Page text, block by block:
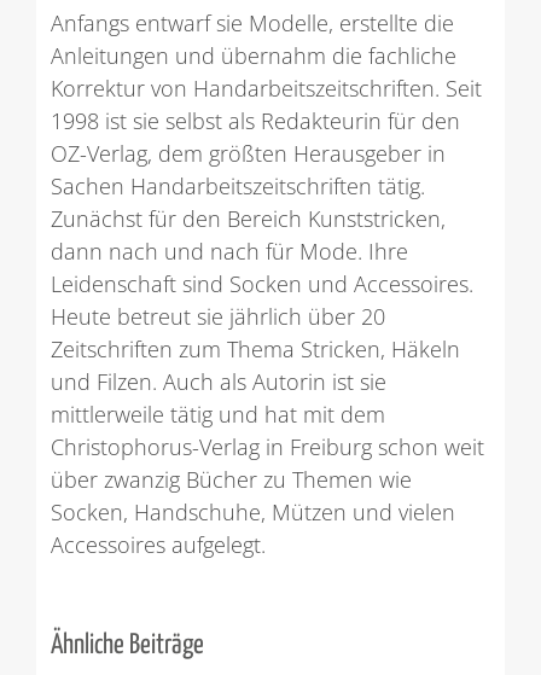
Anfangs entwarf sie Modelle, erstellte die
Anleitungen und übernahm die fachliche
Korrektur von Handarbeitszeitschriften. Seit
1998 ist sie selbst als Redakteurin für den
OZ-Verlag, dem größten Herausgeber in
Sachen Handarbeitszeitschriften tätig.
Zunächst für den Bereich Kunststricken,
dann nach und nach für Mode. Ihre
Leidenschaft sind Socken und Accessoires.
Heute betreut sie jährlich über 20
Zeitschriften zum Thema Stricken, Häkeln
und Filzen. Auch als Autorin ist sie
mittlerweile tätig und hat mit dem
Christophorus-Verlag in Freiburg schon weit
über zwanzig Bücher zu Themen wie
Socken, Handschuhe, Mützen und vielen
Accessoires aufgelegt.
Ähnliche Beiträge